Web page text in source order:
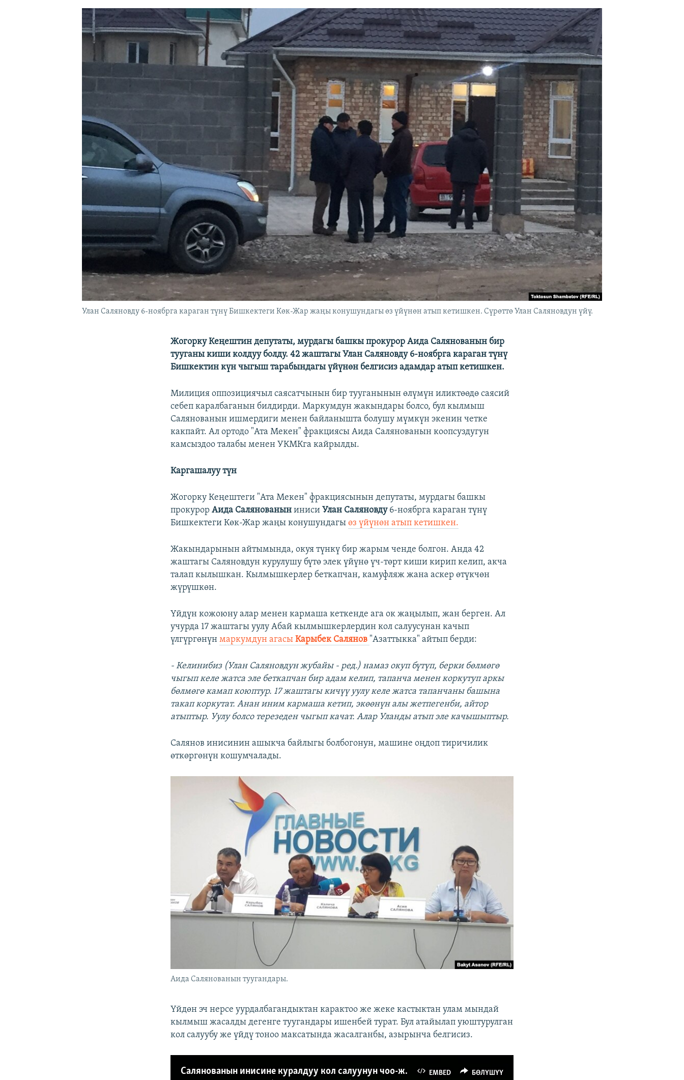
Улан Саляновду 6-ноябрга караган түнү Бишкектеги Көк-Жар жаңы конушундагы өз үйүнөн атып кетишкен. Сүрөттө Улан Саляновдун үйү.
Жогорку Кеңештин депутаты, мурдагы башкы прокурор Аида Салянованын бир
тууганы киши колдуу болду. 42 жаштагы Улан Саляновду 6-ноябрга караган түнү
Бишкектин күн чыгыш тарабындагы үйүнөн белгисиз адамдар атып кетишкен.
Милиция оппозициячыл саясатчынын бир тууганынын өлүмүн иликтөөдө саясий
себеп каралбаганын билдирди. Маркумдун жакындары болсо, бул кылмыш
Салянованын ишмердиги менен байланышта болушу мүмкүн экенин четке
какпайт. Ал ортодо "Ата Мекен" фракциясы Аида Салянованын коопсуздугун
камсыздоо талабы менен УКМКга кайрылды.
Каргашалуу түн
Жогорку Кеңештеги "Ата Мекен" фракциясынын депутаты, мурдагы башкы
прокурорАида Салянованын инисиУлан Саляновду6-ноябрга караган түнү
Бишкектеги Көк-Жар жаңы конушундагыөз үйүнөн атып кетишкен.
Жакындарынын айтымында, окуя түнкү бир жарым ченде болгон. Анда 42
жаштагы Саляновдун курулушу бүтө элек үйүнө үч-төрт киши кирип келип, акча
талап кылышкан. Кылмышкерлер беткапчан, камуфляж жана аскер өтүкчөн
жүрүшкөн.
Үйдүн кожоюну алар менен кармаша кеткенде ага ок жаңылып, жан берген. Ал
учурда 17 жаштагы уулу Абай кылмышкерлердин кол салуусунан качып
үлгүргөнүнмаркумдун агасыКарыбек Салянов "Азаттыкка" айтып берди:
- Келинибиз (Улан Саляновдун жубайы - ред.) намаз окуп бүтүп, берки бөлмөгө
чыгып келе жатса эле беткапчан бир адам келип, тапанча менен коркутуп аркы
бөлмөгө камап коюптур. 17 жаштагы кичүү уулу келе жатса тапанчаны башына
такап коркутат. Анан иним кармаша кетип, экөөнүн алы жетпегенби, айтор
атыптыр. Уулу болсо терезеден чыгып качат. Алар Уланды атып эле качышыптыр.
Салянов инисинин ашыкча байлыгы болбогонун, машине оңдоп тиричилик
өткөргөнүн кошумчалады.
​Аида Салянованын туугандары.
Үйдөн эч нерсе уурдалбагандыктан карактоо же жеке кастыктан улам мындай
кылмыш жасалды дегенге туугандары ишенбей турат. Бул атайылап уюштурулган
кол салуубу же үйдү тоноо максатында жасалганбы, азырынча белгисиз.
EMBED БӨЛҮШҮҮ
Салянованын инисине куралдуу кол салуунун чоо-жайы